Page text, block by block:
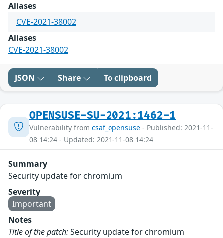
Aliases
CVE-2021-38002
Aliases
CVE-2021-38002
JSON Share To clipboard
OPENSUSE-SU-2021:1462-1
Vulnerability from csaf_opensuse - Published: 2021-11-
08 14:24 - Updated: 2021-11-08 14:24
Summary
Security update for chromium
Severity
Important
Notes
Title of the patch:Security update for chromium